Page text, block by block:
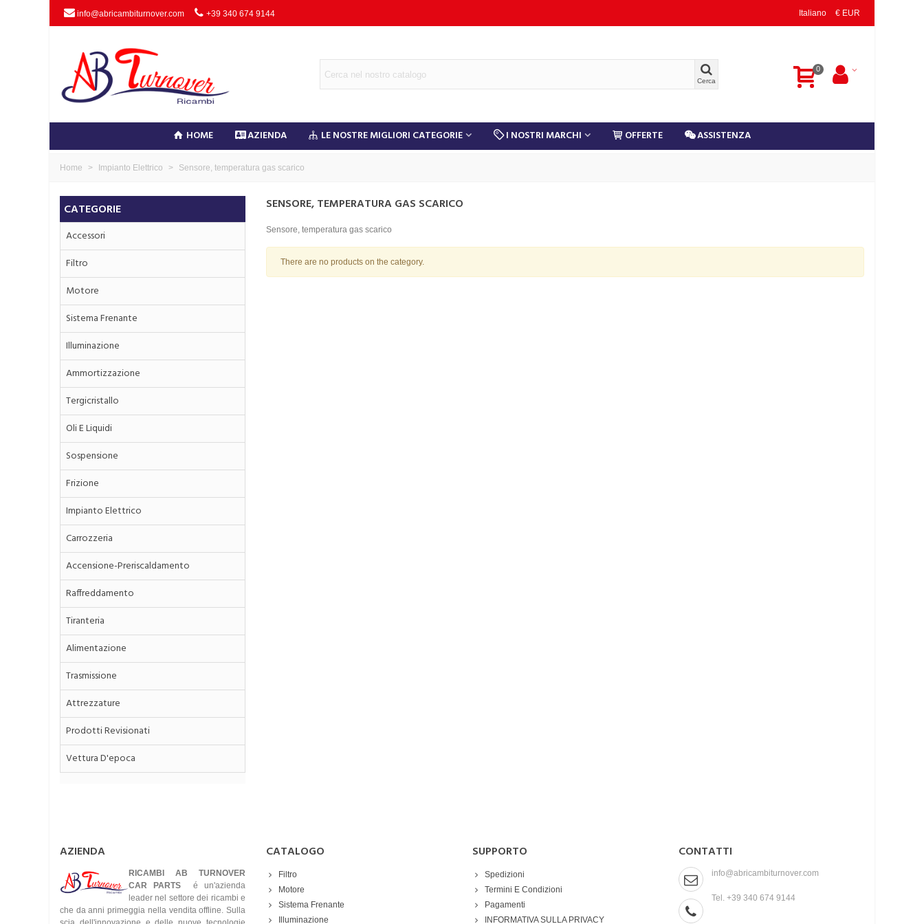
info@abricambiturnover.com +39 340 674 9144 Italiano € EUR
Cerca
0
HOME AZIENDA LE NOSTRE MIGLIORI CATEGORIE I NOSTRI MARCHI OFFERTE ASSISTENZA
Home > Impianto Elettrico > Sensore, temperatura gas scarico
CATEGORIE
Accessori
Filtro
Motore
Sistema Frenante
Illuminazione
Ammortizzazione
Tergicristallo
Oli E Liquidi
Sospensione
Frizione
Impianto Elettrico
Carrozzeria
Accensione-Preriscaldamento
Raffreddamento
Tiranteria
Alimentazione
Trasmissione
Attrezzature
Prodotti Revisionati
Vettura D'epoca
SENSORE, TEMPERATURA GAS SCARICO
Sensore, temperatura gas scarico
There are no products on the category.
AZIENDA
RICAMBI AB TURNOVER
CAR PARTS é un'azienda
leader nel settore dei ricambi e
che da anni primeggia nella vendita offline. Sulla
CATALOGO
Filtro
Motore
Sistema Frenante
Illuminazione
SUPPORTO
Spedizioni
Termini E Condizioni
Pagamenti
INFORMATIVA SULLA PRIVACY
CONTATTI
info@abricambiturnover.com
Tel. +39 340 674 9144